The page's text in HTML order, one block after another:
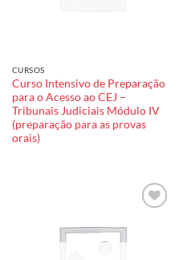
CURSOS
Curso Intensivo de Preparação
para o Acesso ao CEJ –
Tribunais Judiciais Módulo IV
(preparação para as provas
orais)